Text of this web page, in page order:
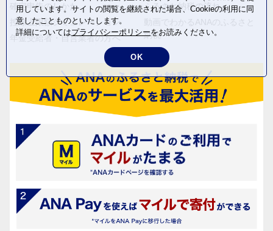
確定申告のしかた
控除上限額シミュレーション
年金受給者・自営業者の方へ
ふるさと納税の流れ
納税
用しています。サイトの閲覧を継続された場合、Cookieの利用に同
意したことものといたします。
詳細についてはプライバシーポリシーをお読みください。
OK